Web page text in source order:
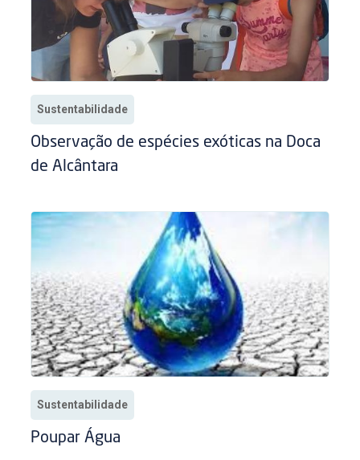
Sustentabilidade
Observação de espécies exóticas na Doca
de Alcântara
Sustentabilidade
Poupar Água